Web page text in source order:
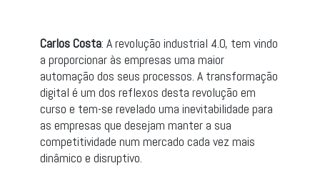
Carlos Costa: A revolução industrial 4.0, tem vindo
a proporcionar às empresas uma maior
automação dos seus processos. A transformação
digital é um dos reflexos desta revolução em
curso e tem-se revelado uma inevitabilidade para
as empresas que desejam manter a sua
competitividade num mercado cada vez mais
dinâmico e disruptivo.